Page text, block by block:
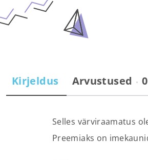
Kirjeldus Arvustused 0
Selles värviraamatus
Preemiaks on